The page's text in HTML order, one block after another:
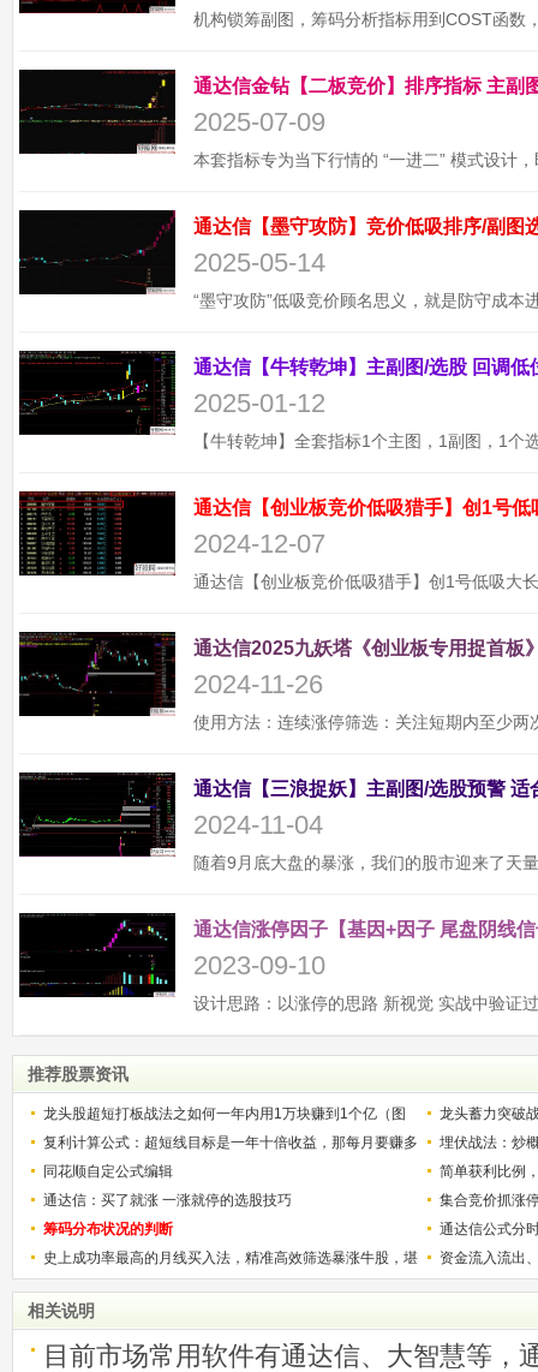
2025-07-09
2025-05-14
2025-01-12
通达信【创业板竞价低吸猎手】创1号
2024-12-07
通达信2025九妖塔《创业板专用捉首板
2024-11-26
2024-11-04
通达信涨停因子【基因+因子 尾盘阴线
2023-09-10
推荐股票资讯
龙头股超短打板战法之如何一年内用1万块赚到1个亿（图
解）
龙头蓄力突破
的技巧（图解
复利计算公式：超短线目标是一年十倍收益，那每月要赚多
少？
埋伏战法：炒
同花顺自定公式编辑
简单获利比例
用
通达信：买了就涨 一涨就停的选股技巧
集合竞价抓涨
筹码分布状况的判断
通达信公式分
史上成功率最高的月线买入法，精准高效筛选暴涨牛股，堪
资金流入流出
相关说明
目前市场常用软件有通达信、大智慧等，